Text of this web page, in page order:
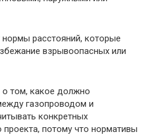
расстояний, которые
взрывоопасных или
о том, какое должно
газопроводом и
конкретных
потому что нормативы